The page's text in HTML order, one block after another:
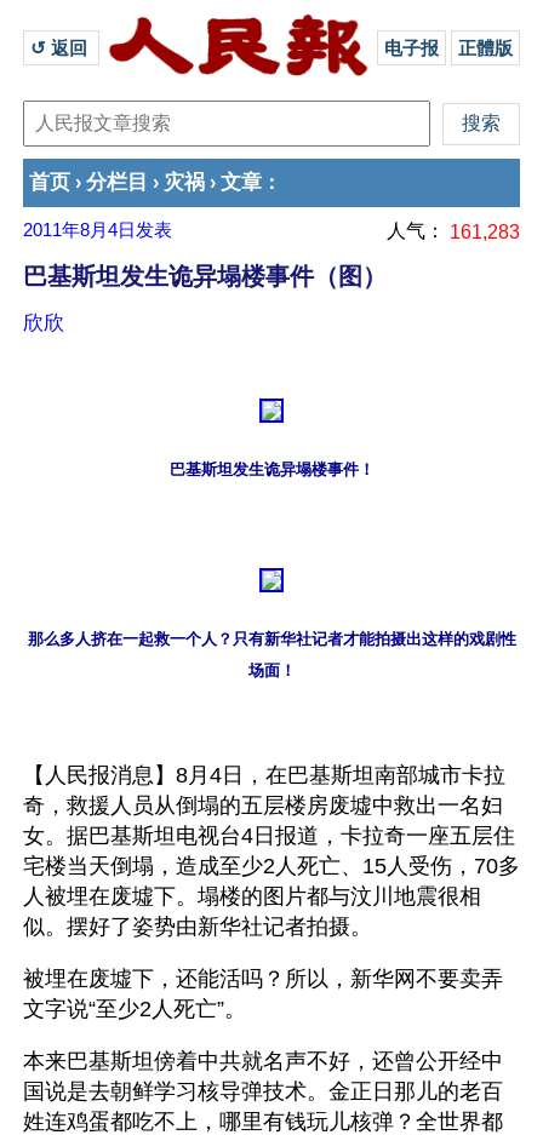
↺ 返回 电子报 正體版
首页 › 分栏目 › 灾祸 › 文章 ：
2011年8月4日 发表 人气： 161,283
巴基斯坦发生诡异塌楼事件（图）
欣欣
巴基斯坦发生诡异塌楼事件！
那么多人挤在一起救一个人？只有新华社记者才能拍摄出这样的戏剧性
场面！
【人民报消息】8月4日，在巴基斯坦南部城市卡拉
奇，救援人员从倒塌的五层楼房废墟中救出一名妇
女。据巴基斯坦电视台4日报道，卡拉奇一座五层住
宅楼当天倒塌，造成至少2人死亡、15人受伤，70多
人被埋在废墟下。塌楼的图片都与汶川地震很相
似。摆好了姿势由新华社记者拍摄。
被埋在废墟下，还能活吗？所以，新华网不要卖弄
文字说“至少2人死亡”。
本来巴基斯坦傍着中共就名声不好，还曾公开经中
国说是去朝鲜学习核导弹技术。金正日那儿的老百
姓连鸡蛋都吃不上，哪里有钱玩儿核弹？全世界都